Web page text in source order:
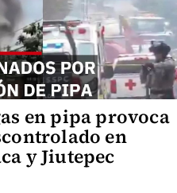
en pipa provoca
en
y Jiutepec